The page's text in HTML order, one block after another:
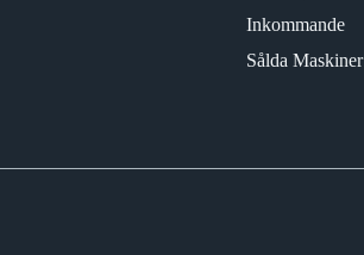
Inkommande
Sålda Maskiner